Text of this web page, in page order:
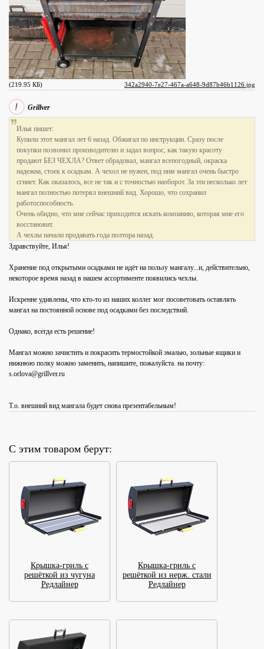
342a2940-7e27-467a-a648-9d87b46b1126.jpg
(219.95 КБ)
Grillver
Илья пишет:
Купили этот мангал лет 6 назад. Обжигал по инструкции. Сразу после
покупки позвонил производителю и задал вопрос, как такую красоту
продают БЕЗ ЧЕХЛА? Ответ обрадовал, мангал всепогодный, окраска
надежна, стоек к осадкам. А чехол не нужен, под ним мангал очень быстро
сгниет. Как оказалось, все не так и с точностью наоборот. За эти несколько лет
мангал полностью потерял внешний вид. Хорошо, что сохранил
работоспособность.
Очень обидно, что мне сейчас приходится искать компанию, которая мне его
восстановит.
А чехлы начали продавать года полтора назад.
Здравствуйте, Илья!
Хранение под открытыми осадками не идёт на пользу мангалу...и, действительно,
некоторое время назад в нашем ассортименте появились чехлы.
Искренне удивлены, что кто-то из наших коллег мог посоветовать оставлять
мангал на постоянной основе под осадками без последствий.
Однако, всегда есть решение!
Мангал можно зачистить и покрасить термостойкой эмалью, зольные ящики и
нижнюю полку можно заменить, напишите, пожалуйста. на почту:
s.orlova@grillver.ru
Т.о. внешний вид мангала будет снова презентабельным!
С этим товаром берут:
Крышка-гриль с
решёткой из чугуна
Редлайнер
Крышка-гриль с
решёткой из нерж. стали
Редлайнер